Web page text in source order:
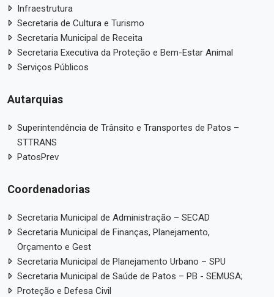
Infraestrutura
Secretaria de Cultura e Turismo
Secretaria Municipal de Receita
Secretaria Executiva da Proteção e Bem-Estar Animal
Serviços Públicos
Autarquias
Superintendência de Trânsito e Transportes de Patos –
STTRANS
PatosPrev
Coordenadorias
Secretaria Municipal de Administração – SECAD
Secretaria Municipal de Finanças, Planejamento,
Orçamento e Gest
Secretaria Municipal de Planejamento Urbano – SPU
Secretaria Municipal de Saúde de Patos – PB - SEMUSA;
Proteção e Defesa Civil